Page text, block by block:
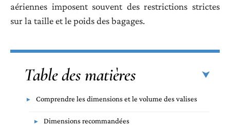
aériennes imposent souvent des restrictions strictes
sur la taille et le poids des bagages.
Table des matières
Comprendre les dimensions et le volume des valises
Dimensions recommandées